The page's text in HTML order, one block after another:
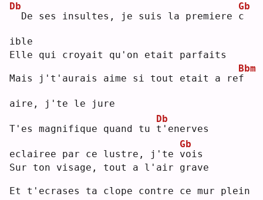
Db
De ses insultes, je suis la premiere c
Gb
ible
Elle qui croyait qu'on etait parfaits
Mais j't'aurais aime si tout etait a ref
Bbm
aire, j'te le jure
T'es magnifique quand tu t
Db
'enerves
eclairee par ce lustre, j'te v
Gb
ois
Sur ton visage, tout a l'air grave